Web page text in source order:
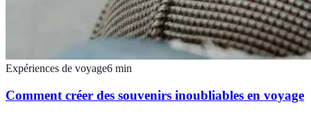
Expériences de voyage6 min
Comment créer des souvenirs inoubliables en voyage